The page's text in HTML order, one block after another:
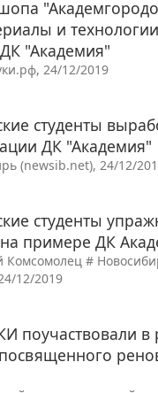
и
"Академия"
24/12/2019
студенты
ДК "Академия"
(newsib.net), 24/12/
студенты
примере ДК
Комсомолец #
12/2019
поучаствовали в